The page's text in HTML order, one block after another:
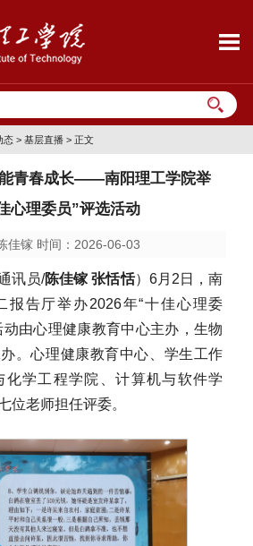
态 >基层直播 > 正文
青春成长——南阳理工学院举
心理委员”评选活动
佳镓 时间：2026-06-03
讯员/陈佳镓 张恬恬）6月2日，南
报告厅举办2026年“十佳心理委
动由心理健康教育中心主办，生物
。心理健康教育中心、学生工作
化学工程学院、计算机与软件学
位老师担任评委。